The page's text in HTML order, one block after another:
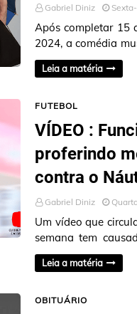
Gabriel Diniz
Após completar 15
2024, a comédia
para duas
Leia a matéria
FUTEBOL
VÍDEO :
proferindo
contra o
Gabriel Diniz
Um vídeo que
semana tem
Capibaribe. Nas
Leia a matéria
OBITUÁRIO